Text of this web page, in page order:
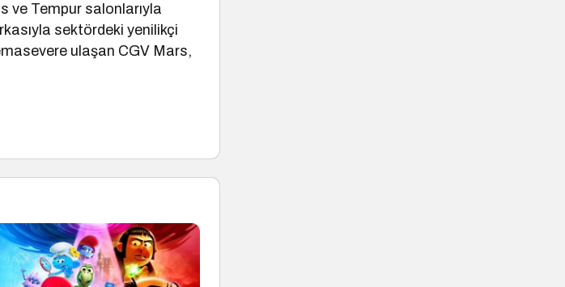
ve Tempur salonlarıyla
sektördeki yenilikçi
ulaşan CGV Mars,